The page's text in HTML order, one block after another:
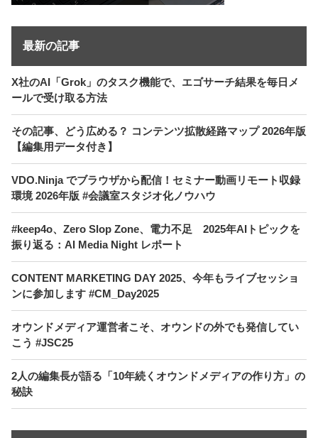
最新の記事
X社のAI「Grok」のタスク機能で、エゴサーチ結果を毎日メ
ールで受け取る方法
その記事、どう広める？ コンテンツ拡散経路マップ 2026年版
【編集用データ付き】
VDO.Ninja でブラウザから配信！セミナー動画リモート収録
環境 2026年版 #会議室スタジオ化ノウハウ
#keep4o、Zero Slop Zone、電力不足 2025年AIトピックを
振り返る：AI Media Night レポート
CONTENT MARKETING DAY 2025、今年もライブセッショ
ンに参加します #CM_Day2025
オウンドメディア運営者こそ、オウンドの外でも発信してい
こう #JSC25
2人の編集長が語る「10年続くオウンドメディアの作り方」の
秘訣